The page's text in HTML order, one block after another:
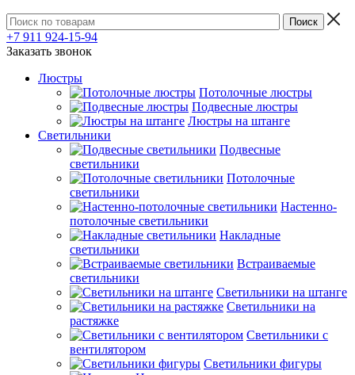
+7 911 924-15-94
Заказать звонок
Люстры
Потолочные люстры
Подвесные люстры
Люстры на штанге
Светильники
Подвесные
светильники
Потолочные
светильники
Настенно-
потолочные светильники
Накладные
светильники
Встраиваемые
светильники
Светильники на штанге
Светильники на
растяжке
Светильники с
вентилятором
Светильники фигуры